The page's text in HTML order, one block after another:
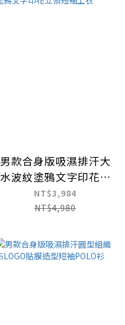
男款合身版吸濕排汗大
水波紋塗鴉文字印花立
領短袖上衣
NT$3,984
NT$4,980